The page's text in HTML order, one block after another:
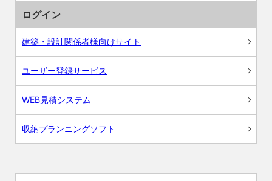
ログイン
建築・設計関係者様向けサイト
ユーザー登録サービス
WEB見積システム
収納プランニングソフト